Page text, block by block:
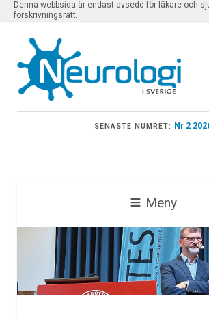
Denna webbsida är endast avsedd för läkare och
förskrivningsrätt.
SENASTE NUMRET: Nr 2
Meny